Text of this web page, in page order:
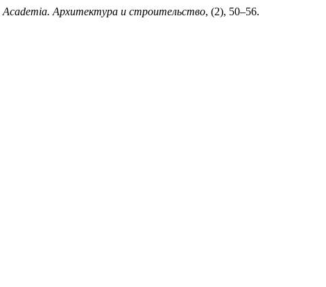
Academia. Архитектура и строительство, (2), 50–56.